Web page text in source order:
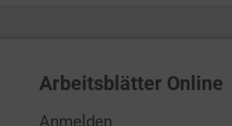
Arbeitsblätter Online
Anmelden